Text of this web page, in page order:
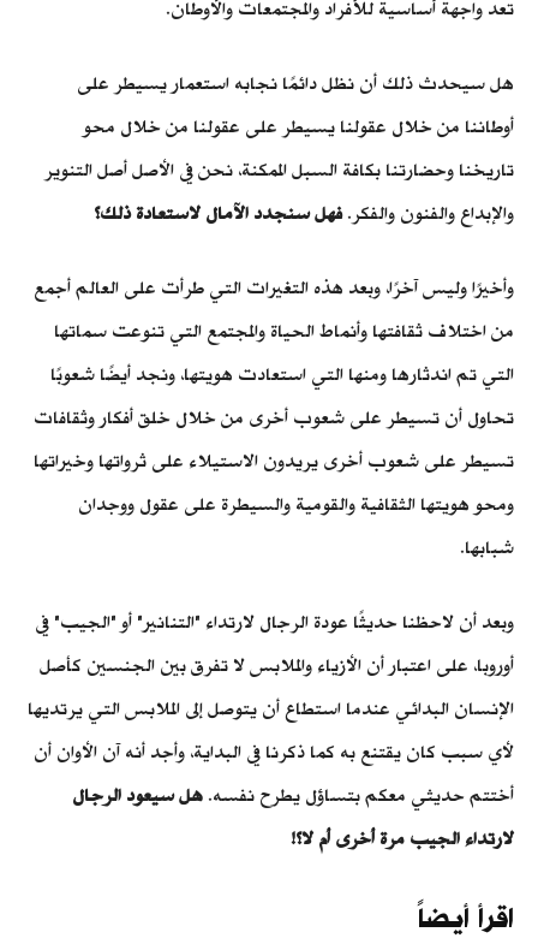
تعد واجهة أساسية للأفراد والمجتمعات والأوطان.
هل سيحدث ذلك أن نظل دائمًا نجابه استعمار يسيطر على
أوطاننا من خلال عقولنا يسيطر على عقولنا من خلال محو
تاريخنا وحضارتنا بكافة السبل الممكنة، نحن في الأصل أصل التنوير
والإبداع والفنون والفكر.فهل سنجدد الآمال لاستعادة ذلك؟
وأخيرًا وليس آخرًا، وبعد هذه التغيرات التي طرأت على العالم أجمع
من اختلاف ثقافتها وأنماط الحياة والمجتمع التي تنوعت سماتها
التي تم اندثارها ومنها التي استعادت هويتها، ونجد أيضًا شعوبًا
تحاول أن تسيطر على شعوب أخرى من خلال خلق أفكار وثقافات
تسيطر على شعوب أخرى يريدون الاستيلاء على ثرواتها وخيراتها
ومحو هويتها الثقافية والقومية والسيطرة على عقول ووجدان
شبابها.
وبعد أن لاحظنا حديثًا عودة الرجال لارتداء "التنانير" أو "الجيب" في
أوروبا، على اعتبار أن الأزياء والملابس لا تفرق بين الجنسين كأصل
الإنسان البدائي عندما استطاع أن يتوصل إلى الملابس التي يرتديها
لأي سبب كان يقتنع به كما ذكرنا في البداية، وأجد أنه آن الأوان أن
أختتم حديثي معكم بتساؤل يطرح نفسه. هل سيعود الرجال
لارتداء الجيب مرة أخرى أم لا؟!
اقرأ أيضاً